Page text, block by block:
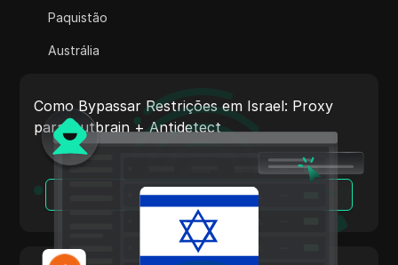
Apple Pay
ASOS
BestBuy
Paquistão
Austrália
Itália
Países Baixos
Vietnã
Portugal
Argentina
Como Bypassar Restrições em Israel: Proxy
para Outbrain + Antidetect
Leia Mais